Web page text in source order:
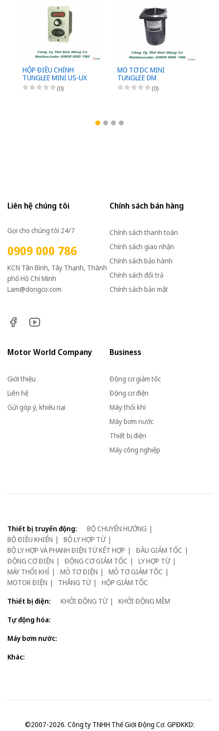
HỘP ĐIỀU CHỈNH
TUNGLEE MINI US-UX
(0)
MÔ TƠ DC MINI
TUNGLEE DM
(0)
Liên hệ chúng tôi
Gọi cho chúng tôi 24/7
0909 000 786
KCN Tân Bình, Tây Thạnh, Thành
phố Hồ Chí Minh
Lam@dongco.com
Chính sách bán hàng
Chính sách thanh toán
Chính sách giao nhận
Chính sách bảo hành
Chính sách đổi trả
Chính sách bảo mật
Motor World Company
Giới thiệu
Liên hệ
Gửi góp ý, khiếu nại
Business
Động cơ giảm tốc
Động cơ điện
Máy thổi khí
Máy bơm nước
Thiết bị điện
Máy công nghiệp
Thiết bị truyển động:
BỘ CHUYỂN HƯỚNG
BỘ ĐIỀU KHIỂN
BỘ LY HỢP TỪ
BỘ LY HỢP VÀ PHANH ĐIỆN TỪ KẾT HỢP
ĐẦU GIẢM TỐC
ĐỘNG CƠ ĐIỆN
ĐỘNG CƠ GIẢM TỐC
LY HỢP TỪ
MÁY THỔI KHÍ
MÔ TƠ ĐIỆN
MÔ TƠ GIẢM TỐC
MOTOR ĐIỆN
THẮNG TỪ
HỘP GIẢM TỐC
Thiết bị điện:
KHỞI ĐỘNG TỪ
KHỞI ĐỘNG MỀM
Tự động hóa:
Máy bơm nước:
Khác:
©2007-2026. Công ty TNHH Thế Giới Động Cơ. GPĐKKD: